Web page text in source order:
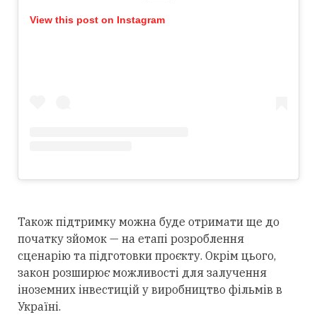
View this post on Instagram
Також підтримку можна буде отримати ще до
початку зйомок — на етапі розроблення
сценарію та підготовки проєкту. Окрім цього,
закон розширює можливості для залучення
іноземних інвестицій у виробництво фільмів в
Україні.